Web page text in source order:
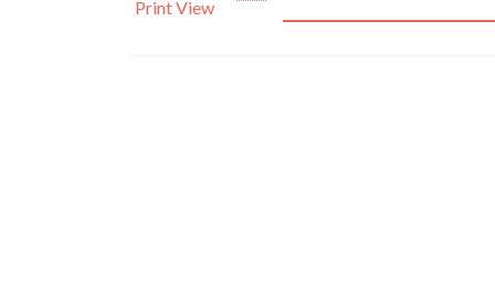
PrintView